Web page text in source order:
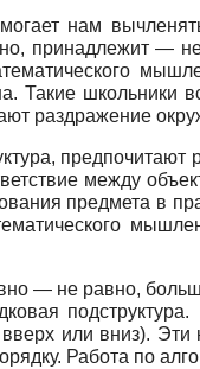
нам
принадлежит —
Такие школьники
раздражение
между
предмета в
— не равно,
или вниз).
Работа по